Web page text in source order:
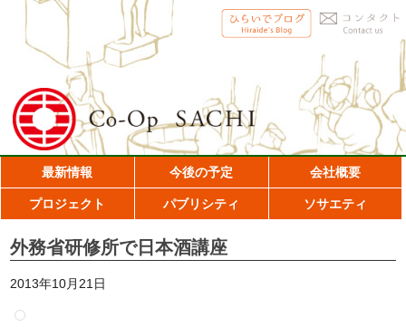
最新情報 今後の予定 会社概要
プロジェクト パブリシティ ソサエティ
外務省研修所で日本酒講座
2013年10月21日